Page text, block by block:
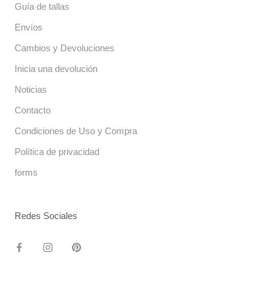
Guía de tallas
Envíos
Cambios y Devoluciones
Inicia una devolución
Noticias
Contacto
Condiciones de Uso y Compra
Política de privacidad
forms
Redes Sociales